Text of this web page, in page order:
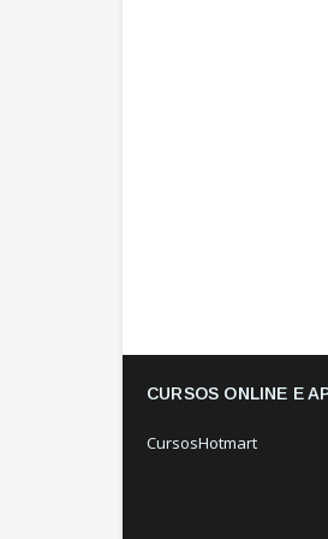
CURSOS ONLINE E
CursosHotmart